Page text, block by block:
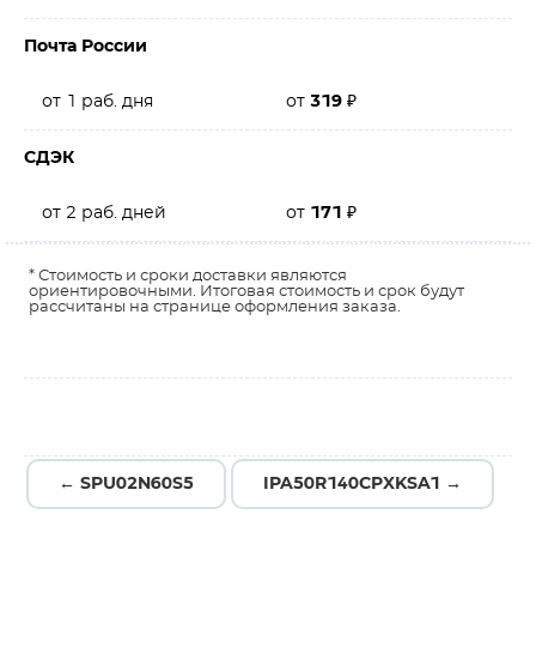
Почта России
от 1 раб. дня от 319 ₽
СДЭК
от 2 раб. дней от 171 ₽
* Стоимость и сроки доставки являются
ориентировочными. Итоговая стоимость и срок будут
рассчитаны на странице оформления заказа.
← SPU02N60S5 IPA50R140CPXKSA1 →